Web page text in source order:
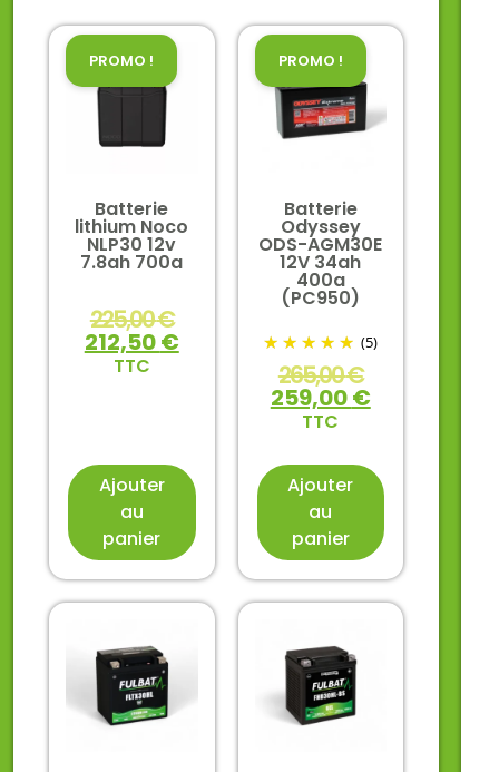
PROMO !
Batterie
lithium Noco
NLP30 12v
7.8ah 700a
225,00€
212,50€
TTC
Ajouter
au
panier
PROMO !
Batterie
Odyssey
ODS-AGM30E
12V 34ah
400a
(PC950)
(5)
265,00€
259,00€
TTC
Ajouter
au
panier